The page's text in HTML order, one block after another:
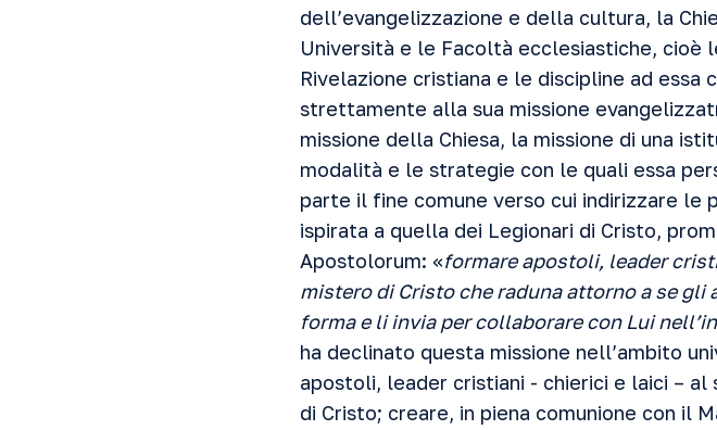
dell’evangelizzazione e della cultura, la
Università e le Facoltà ecclesiastiche, cioè
Rivelazione cristiana e le discipline ad essa
strettamente alla sua missione
missione della Chiesa, la missione di una
modalità e le strategie con le quali essa
parte il fine comune verso cui indirizzare le
ispirata a quella dei Legionari di Cristo,
Apostolorum: «formare apostoli, leader
mistero di Cristo che raduna attorno a se
forma e li invia per collaborare con Lui
ha declinato questa missione nell’ambito
apostoli, leader cristiani - chierici e laici –
di Cristo; creare, in piena comunione con il